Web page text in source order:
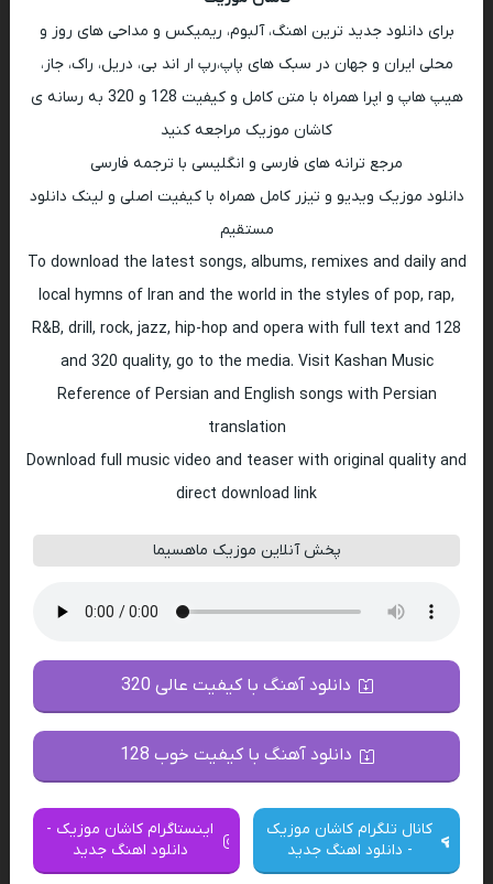
برای دانلود جدید ترین اهنگ، آلبوم، ریمیکس و مداحی های روز و
محلی ایران و جهان در سبک های پاپ،رپ ار اند بی، دریل، راک، جاز،
هیپ هاپ و اپرا همراه با متن کامل و کیفیت 128 و 320 به رسانه ی
کاشان موزیک مراجعه کنید
مرجع ترانه های فارسی و انگلیسی با ترجمه فارسی
دانلود موزیک ویدیو و تیزر کامل همراه با کیفیت اصلی و لینک دانلود
مستقیم
To download the latest songs, albums, remixes and daily and
local hymns of Iran and the world in the styles of pop, rap,
R&B, drill, rock, jazz, hip-hop and opera with full text and 128
and 320 quality, go to the media. Visit Kashan Music
Reference of Persian and English songs with Persian
translation
Download full music video and teaser with original quality and
direct download link
پخش آنلاین موزیک ماهسیما
دانلود آهنگ با کیفیت عالی 320
دانلود آهنگ با کیفیت خوب 128
کانال تلگرام کاشان موزیک
- دانلود اهنگ جدید
اینستاگرام کاشان موزیک -
دانلود اهنگ جدید